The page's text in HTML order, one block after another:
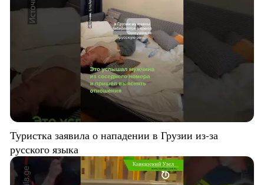
Туристка заявила о нападении в Грузии из-за
русского языка